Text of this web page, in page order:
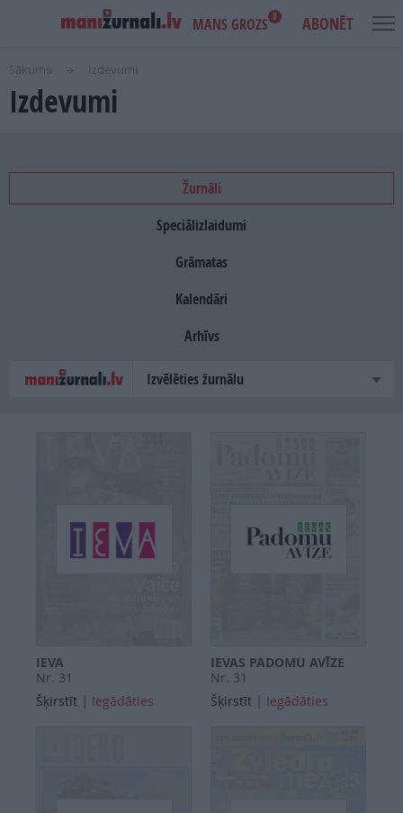
MANS GROZS 0
USER
ACCOUNT
MAIN
NAVIGATION
NOTIKUMI
IZDEVUMI
LASI PAR BRĪVU
ABONĒT
Sākums Izdevumi
Izdevumi
Žurnāli
Speciālizlaidumi
Grāmatas
Kalendāri
Arhīvs
Izvēlēties žurnālu
IEVA
Nr. 31
Šķirstīt | Iegādāties
IEVAS PADOMU AVĪZE
Nr. 31
Šķirstīt | Iegādāties